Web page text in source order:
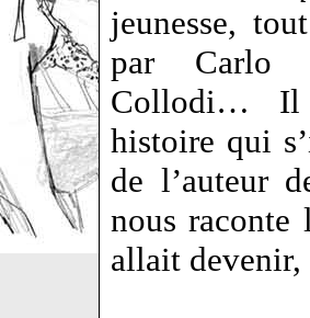
jeunesse,
par Carlo
Collodi… Il
histoire qui
de l’auteur
nous
allait devenir,